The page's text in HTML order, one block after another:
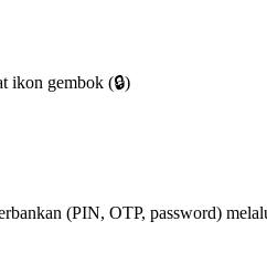
ikon gembok (🔒)
(PIN, OTP, password)